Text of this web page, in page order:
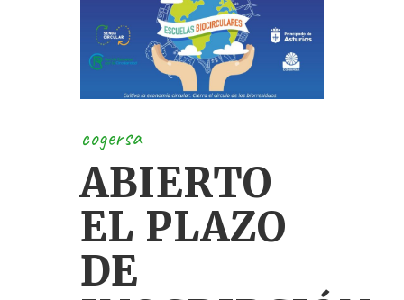
cogersa
ABIERTO
EL PLAZO
DE